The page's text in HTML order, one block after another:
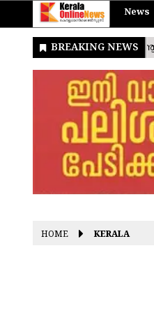
News
HOME KERALA